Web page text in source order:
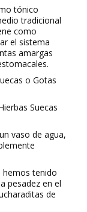
tónico
tradicional
como
el sistema
amargas
o Gotas
Suecas
vaso de agua,
hemos tenido
pesadez en el
de